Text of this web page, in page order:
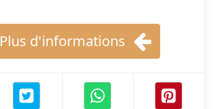
Plus d'informations